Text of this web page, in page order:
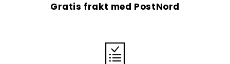
Gratis frakt med PostNord